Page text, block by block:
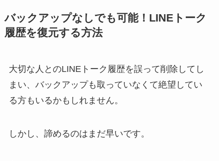
バックアップなしでも可能！LINEトーク
履歴を復元する方法
大切な人とのLINEトーク履歴を誤って削除してし
まい、バックアップも取っていなくて絶望してい
る方もいるかもしれません。
しかし、諦めるのはまだ早いです。